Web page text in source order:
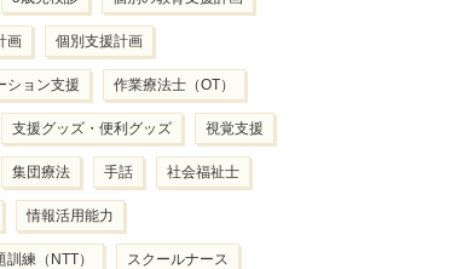
画 個別支援計画
ション支援 作業療法士（OT）
支援グッズ・便利グッズ 視覚支援
集団療法 手話 社会福祉士
情報活用能力
練（NTT） スクールナース